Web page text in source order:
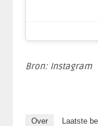
Bron: Instagram
Over Laatste